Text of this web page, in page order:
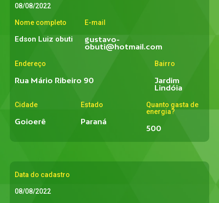
08/08/2022
Nome completo
Edson Luiz obuti
E-mail
gustavo-
obuti@hotmail.com
Endereço
Rua Mário Ribeiro 90
Bairro
Jardim
Lindóia
Cidade
Goioerê
Estado
Paraná
Quanto gasta de
energia?
500
Data do cadastro
08/08/2022